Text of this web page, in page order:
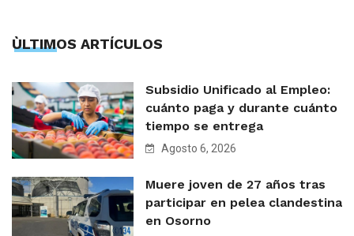
ÙLTIMOS ARTÍCULOS
Subsidio Unificado al Empleo:
cuánto paga y durante cuánto
tiempo se entrega
Agosto 6, 2026
Muere joven de 27 años tras
participar en pelea clandestina
en Osorno